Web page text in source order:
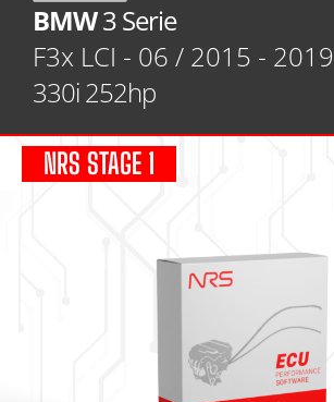
BMW3 Serie
F3x LCI - 06 / 2015 - 2019
330i 252hp
NRS STAGE 1